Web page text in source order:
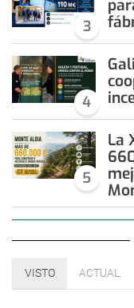
3
4
5
La
VISTO ACTUAL